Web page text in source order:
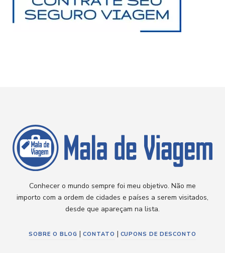
Conhecer o mundo sempre foi meu objetivo. Não me
importo com a ordem de cidades e países a serem visitados,
desde que apareçam na lista.
SOBRE O BLOG | CONTATO | CUPONS DE DESCONTO